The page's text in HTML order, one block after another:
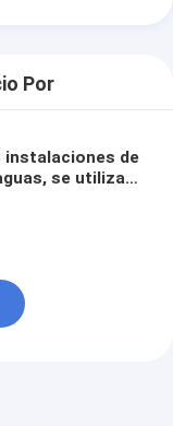
Por
instalaciones de
se utilizará